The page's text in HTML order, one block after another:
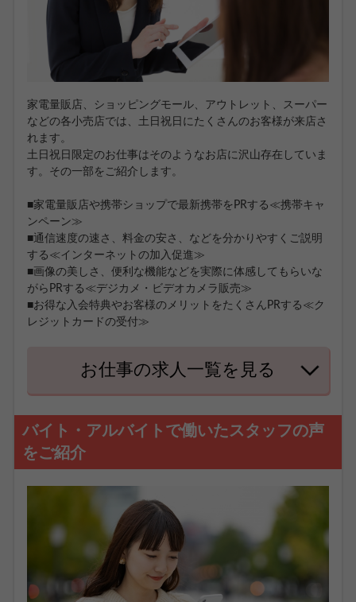
家電量販店、ショッピングモール、アウトレット、スーパー
などの各小売店では、土日祝日にたくさんのお客様が来店さ
れます。
土日祝日限定のお仕事はそのようなお店に沢山存在していま
す。その一部をご紹介します。
■家電量販店や携帯ショップで最新携帯をPRする≪携帯キャ
ンペーン≫
■通信速度の速さ、料金の安さ、などを分かりやすくご説明
する≪インターネットの加入促進≫
■画像の美しさ、便利な機能などを実際に体感してもらいな
がらPRする≪デジカメ・ビデオカメラ販売≫
■お得な入会特典やお客様のメリットをたくさんPRする≪ク
レジットカードの受付≫
お仕事の求人一覧を見る
バイト・アルバイトで働いたスタッフの声
をご紹介